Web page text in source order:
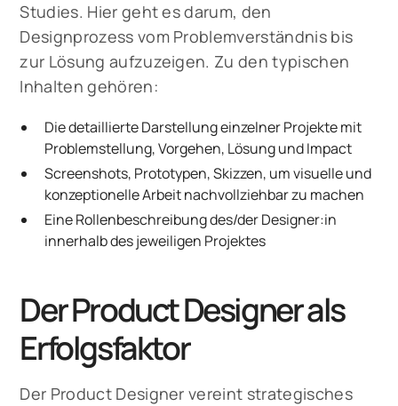
Studies. Hier geht es darum, den
Designprozess vom Problemverständnis bis
zur Lösung aufzuzeigen. Zu den typischen
Inhalten gehören:
Die detaillierte Darstellung einzelner Projekte mit
Problemstellung, Vorgehen, Lösung und Impact
Screenshots, Prototypen, Skizzen, um visuelle und
konzeptionelle Arbeit nachvollziehbar zu machen
Eine Rollenbeschreibung des/der Designer:in
innerhalb des jeweiligen Projektes
Der Product Designer als
Erfolgsfaktor
Der Product Designer vereint strategisches